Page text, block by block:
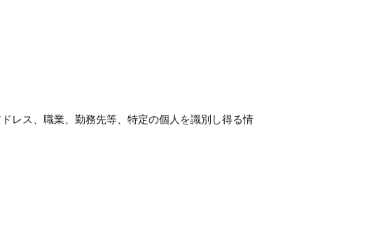
レス、職業、勤務先等、特定の個人を識別し得る情